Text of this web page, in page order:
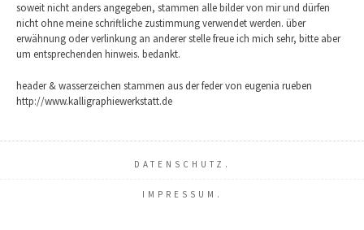
soweit nicht anders angegeben, stammen alle bilder von mir und dürfen
nicht ohne meine schriftliche zustimmung verwendet werden. über
erwähnung oder verlinkung an anderer stelle freue ich mich sehr, bitte aber
um entsprechenden hinweis. bedankt.
header & wasserzeichen stammen aus der feder von eugenia rueben
http://www.kalligraphiewerkstatt.de
DATENSCHUTZ.
IMPRESSUM.